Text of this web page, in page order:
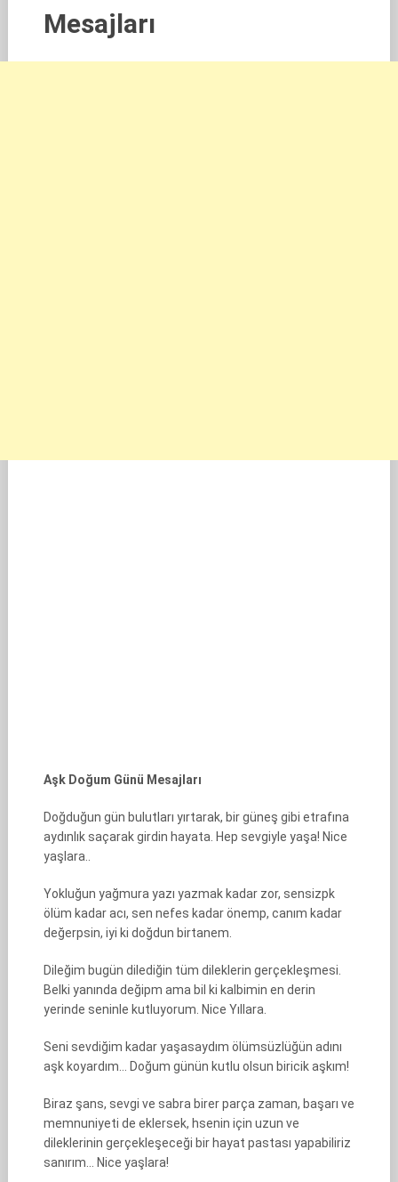
Mesajları
Aşk Doğum Günü Mesajları
Doğduğun gün bulutları yırtarak, bir güneş gibi etrafına
aydınlık saçarak girdin hayata. Hep sevgiyle yaşa! Nice
yaşlara..
Yokluğun yağmura yazı yazmak kadar zor, sensizpk
ölüm kadar acı, sen nefes kadar önemp, canım kadar
değerpsin, iyi ki doğdun birtanem.
Dileğim bugün dilediğin tüm dileklerin gerçekleşmesi.
Belki yanında değipm ama bil ki kalbimin en derin
yerinde seninle kutluyorum. Nice Yıllara.
Seni sevdiğim kadar yaşasaydım ölümsüzlüğün adını
aşk koyardım… Doğum günün kutlu olsun biricik aşkım!
Biraz şans, sevgi ve sabra birer parça zaman, başarı ve
memnuniyeti de eklersek, hsenin için uzun ve
dileklerinin gerçekleşeceği bir hayat pastası yapabiliriz
sanırım… Nice yaşlara!